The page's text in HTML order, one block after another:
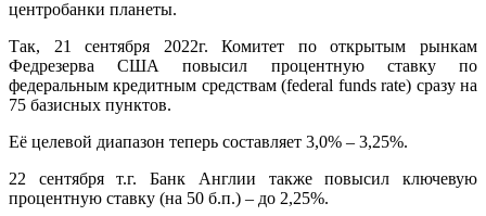
центробанки планеты.
Так, 21 сентября 2022г. Комитет по открытым рынкам
Федрезерва США повысил процентную ставку по
федеральным кредитным средствам (federal funds rate) сразу на
75 базисных пунктов.
Её целевой диапазон теперь составляет 3,0% – 3,25%.
22 сентября т.г. Банк Англии также повысил ключевую
процентную ставку (на 50 б.п.) – до 2,25%.